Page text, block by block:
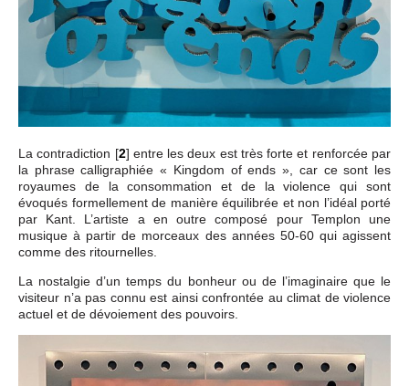
La contradiction [2] entre les deux est très forte et renforcée par
la phrase calligraphiée « Kingdom of ends », car ce sont les
royaumes de la consommation et de la violence qui sont
évoqués formellement de manière équilibrée et non l’idéal porté
par Kant. L’artiste a en outre composé pour Templon une
musique à partir de morceaux des années 50-60 qui agissent
comme des ritournelles.
La nostalgie d’un temps du bonheur ou de l’imaginaire que le
visiteur n’a pas connu est ainsi confrontée au climat de violence
actuel et de dévoiement des pouvoirs.